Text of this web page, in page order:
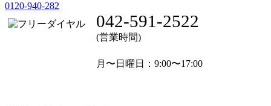
0120-940-282
042-591-2522
(営業時間)
月〜日曜日 ：9:00〜17:00